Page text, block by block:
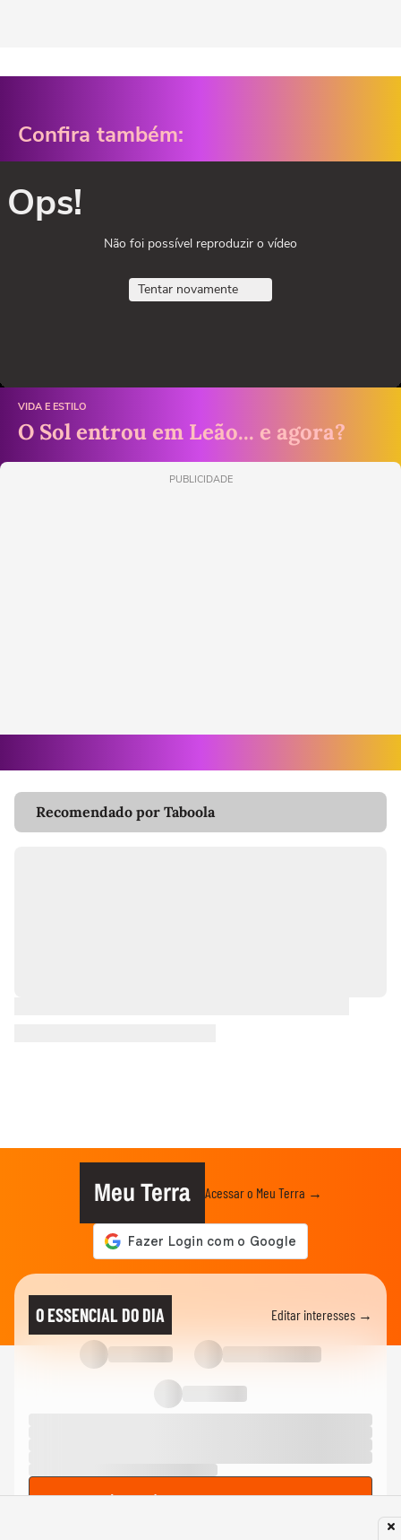
Confira também:
Ops!
Não foi possível reproduzir o vídeo
Tentar novamente
VIDA E ESTILO
O Sol entrou em Leão... e agora?
PUBLICIDADE
Recomendado por Taboola
Meu Terra Acessar o Meu Terra →
O ESSENCIAL DO DIA Editar interesses →
Ler todos os meus resumos